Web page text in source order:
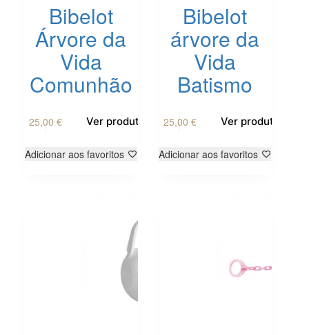
Bibelot
Árvore da
Vida
Comunhão
25,00€ Ver produto
Adicionar aos favoritos
Bibelot
árvore da
Vida
Batismo
25,00 € Ver produto
Adicionar aos favoritos